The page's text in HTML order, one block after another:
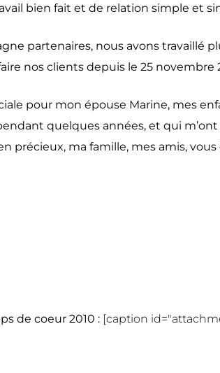
bien fait et de relation simple et
partenaires, nous avons travaillé
nos clients depuis le 25 novembre
pour mon épouse Marine, mes
quelques années, et qui
ma famille, mes amis,
de coeur 2010 : [caption